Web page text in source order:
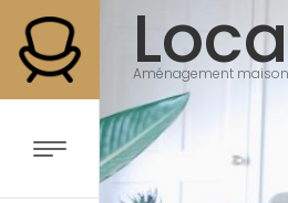
Aménagement maison